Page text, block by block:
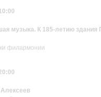
музыка. К 185-летию здания
филармонии